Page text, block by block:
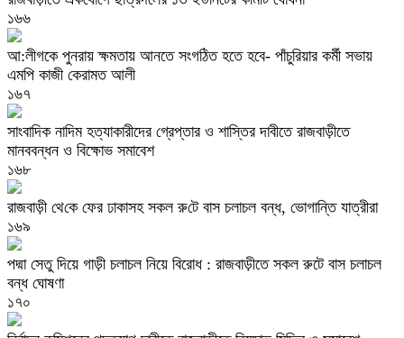
১৬৬
আ:লীগকে পুনরায় ক্ষমতায় আনতে সংগঠিত হতে হবে- পাঁচুরিয়ার কর্মী সভায়
এমপি কাজী কেরামত আলী
১৬৭
সাংবাদিক নাদিম হত্যাকারীদের গ্রেপ্তার ও শাস্তির দাবীতে রাজবাড়ীতে
মানববন্ধন ও বিক্ষোভ সমাবেশ
১৬৮
রাজবাড়ী‌ থে‌কে ফের ঢাকাসহ সকল রু‌টে বাস চলাচল বন্ধ, ভোগা‌ন্তি যাত্রীরা
১৬৯
পদ্মা সেতু দিয়ে গাড়ী চলাচল নিয়ে বিরোধ : রাজবাড়ীতে সকল রুটে বাস চলাচল
বন্ধ ঘোষণা
১৭০